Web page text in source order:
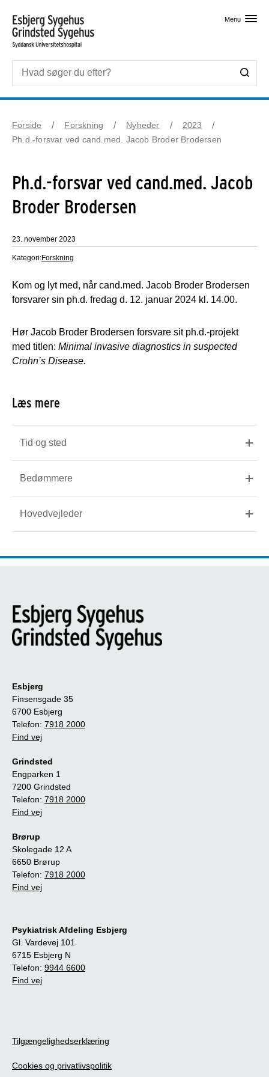
Menu
Forside Forskning Nyheder
2023
Ph.d.-forsvar ved cand.med. Jacob Broder Brodersen
Ph.d.-forsvar ved cand.med. Jacob
Broder Brodersen
23. november 2023
Kategori:Forskning
Kom og lyt med, når cand.med. Jacob Broder Brodersen
forsvarer sin ph.d. fredag d. 12. januar 2024 kl. 14.00.
Hør Jacob Broder Brodersen forsvare sit ph.d.-projekt
med titlen: Minimal invasive diagnostics in suspected
Crohn’s Disease.
Læs mere
Tid og sted
Bedømmere
Hovedvejleder
Esbjerg
Finsensgade 35
6700 Esbjerg
Telefon: 7918 2000
Find vej
Grindsted
Engparken 1
7200 Grindsted
Telefon: 7918 2000
Find vej
Brørup
Skolegade 12 A
6650 Brørup
Telefon: 7918 2000
Find vej
Psykiatrisk Afdeling Esbjerg
Gl. Vardevej 101
6715 Esbjerg N
Telefon: 9944 6600
Find vej
Tilgængelighedserklæring
Cookies og privatlivspolitik